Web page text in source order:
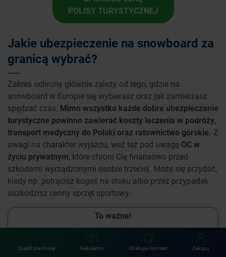
POLISY TURYSTYCZNEJ
Jakie ubezpieczenie na snowboard za
granicą wybrać?
Zakres ochrony głównie zależy od tego, gdzie na
snowboard w Europie się wybierasz oraz jak zamierzasz
spędzać czas. Mimo wszystko każde dobre ubezpieczenie
turystyczne powinno zawierać koszty leczenia w podróży,
transport medyczny do Polski oraz ratownictwo górskie. Z
uwagi na charakter wyjazdu, weź też pod uwagę OC w
życiu prywatnym, które chroni Cię finansowo przed
szkodami wyrządzonymi osobie trzeciej. Może się przydać,
kiedy np. potrącisz kogoś na stoku albo przez przypadek
uszkodzisz cenny sprzęt sportowy.
To ważne!
W każdej umowie ubezpieczenia znajdują się wyłączenia
odpowiedzialności, z którymi warto się zapoznać. To lista
Znajdź placówkę Kalkulatory Obsługa i kontakt Zaloguj